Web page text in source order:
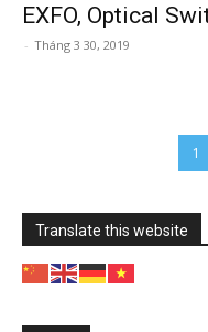
EXFO, Optical
- Tháng 3 30, 2019
1
Translate this website